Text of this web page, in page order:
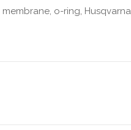
membrane, o-ring, Husqvarna